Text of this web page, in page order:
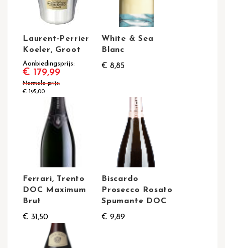
Laurent-Perrier
Koeler, Groot
Aanbiedingsprijs
€ 179,99
Normale prijs
€ 195,00
White & Sea
Blanc
€ 8,85
Ferrari, Trento
DOC Maximum
Brut
€ 31,50
Biscardo
Prosecco Rosato
Spumante DOC
€ 9,89